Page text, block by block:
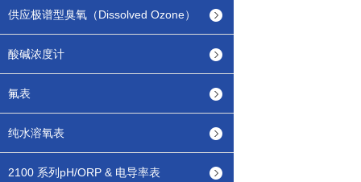
供应极谱型臭氧（Dissolved Ozone）
酸碱浓度计
氟表
纯水溶氧表
2100 系列pH/ORP & 电导率表